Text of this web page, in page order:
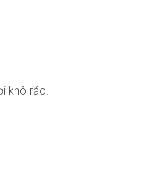
khô ráo.